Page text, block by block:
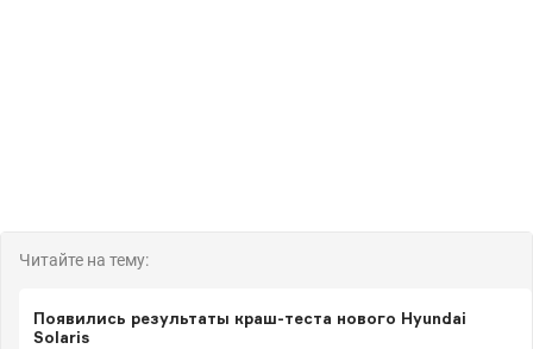
Читайте на тему:
Появились результаты краш-теста нового Hyundai
Solaris